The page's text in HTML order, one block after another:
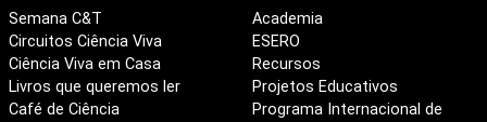
Semana C&T
Circuitos Ciência Viva
Ciência Viva em Casa
Livros que queremos ler
Café de Ciência
Academia
ESERO
Recursos
Projetos Educativos
Programa Internacional de